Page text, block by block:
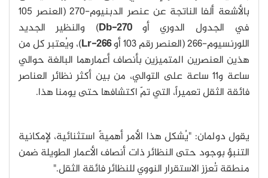
بالأشعة ألفا الناتجة عن عنصر الدبنيوم-270 (العنصر 105
في الجدول الدوري أوDb-270) والنظير الجديد
اللورنسيوم-266 (العنصر رقم 103 أو
Lr-266)، ويُعتبر كل من
هذين العنصرين المتميزين بأنصاف أعمارهما البالغة حوالي
ساعة و11 ساعة على التوالي، من بين أكثر نظائر العناصر
فائقة الثقل تعميراً، التي تمّ اكتشافها حتى يومنا هذا.
يقول دولمان: "يُشكل هذا الأمر أهميةً استثنائية، لإمكانية
التنبؤ بوجود حتى النظائر ذات أنصاف الأعمار الطويلة ضمن
منطقة تُعزز الاستقرار النووي للنظائر فائقة الثقل."